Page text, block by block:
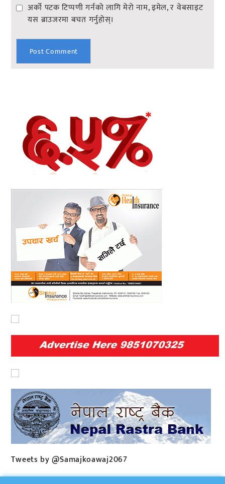
अर्को पटक टिप्पणी गर्नको लागि मेरो नाम, इमेल, र वेबसाइट
यस ब्राउजरमा बचत गर्नुहोस्।
Tweets by @Samajkoawaj2067